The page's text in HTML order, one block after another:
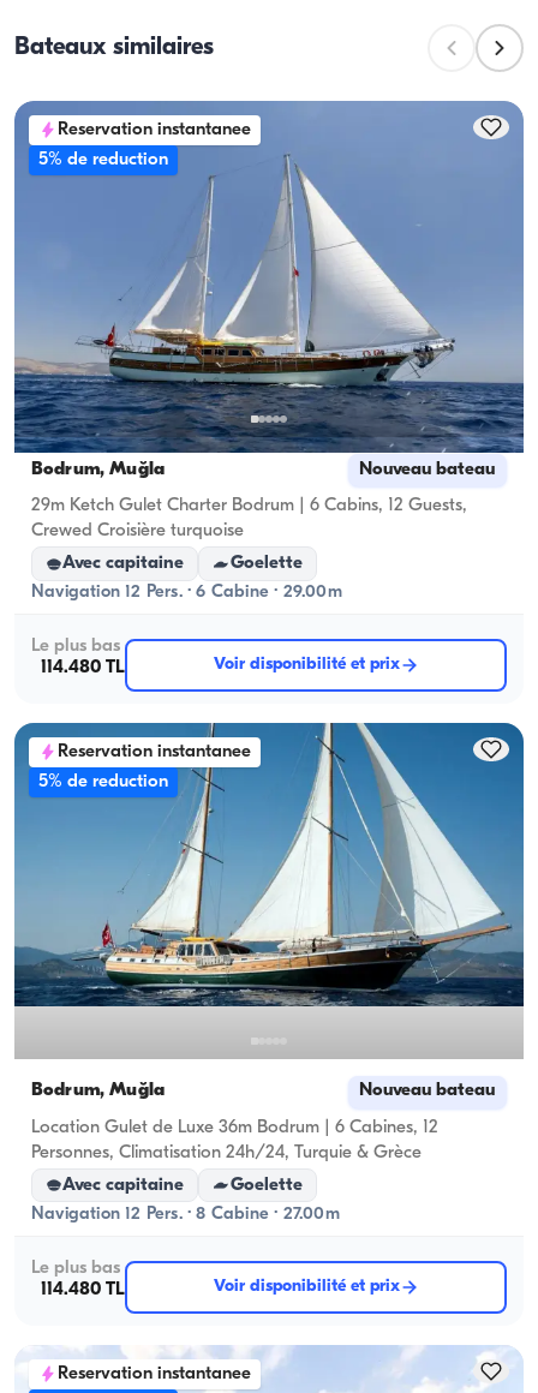
nombre maximum de passagers lors des excursions
capacité d'hébergement ; pour les locations à la
journée, la capacité de navigation s'applique.
Bateaux similaires
Reservation instantanee
5% de reduction
Bodrum, Muğla Nouveau bateau
29m Ketch Gulet Charter Bodrum | 6 Cabins, 12 Guests,
Crewed Croisière turquoise
Avec capitaine
Goelette
Navigation 12 Pers. · 6 Cabine · 29.00m
Le plus bas
114.480 TL
Voir disponibilité et prix
Reservation instantanee
5% de reduction
Bodrum, Muğla Nouveau bateau
Location Gulet de Luxe 36m Bodrum | 6 Cabines, 12
Personnes, Climatisation 24h/24, Turquie & Grèce
Avec capitaine
Goelette
Navigation 12 Pers. · 8 Cabine · 27.00m
Le plus bas
114.480 TL
Voir disponibilité et prix
Reservation instantanee